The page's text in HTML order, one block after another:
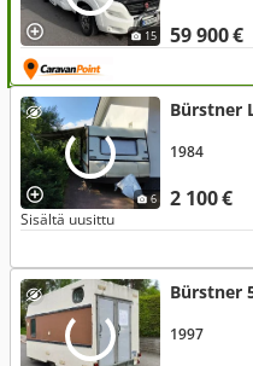
15 59 900 €
6
Bürstner
2 100 €
1984
Sisältä uusittu
Bürstner
1997